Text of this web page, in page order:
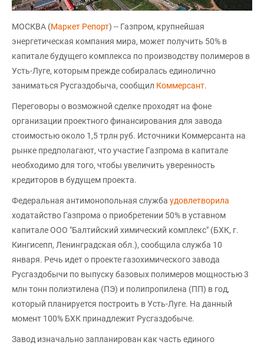
МОСКВА (Маркет Репорт) -- Газпром, крупнейшая
энергетическая компания мира, может получить 50% в
капитале будущего комплекса по производству полимеров в
Усть-Луге, которым прежде собиралась единолично
заниматься Русгаздобыча, сообщил Коммерсант.
Переговоры о возможной сделке проходят на фоне
организации проектного финансирования для завода
стоимостью около 1,5 трлн руб. Источники Коммерсанта на
рынке предполагают, что участие Газпрома в капитале
необходимо для того, чтобы увеличить уверенность
кредиторов в будущем проекта.
Федеральная антимонопольная служба удовлетворила
ходатайство Газпрома о приобретении 50% в уставном
капитале ООО "Балтийский химический комплекс" (БХК, г.
Кингисепп, Ленинградская обл.), сообщила служба 10
января. Речь идет о проекте газохимического завода
Русгаздобычи по выпуску базовых полимеров мощностью 3
млн тонн полиэтилена (ПЭ) и полипропилена (ПП) в год,
который планируется построить в Усть-Луге. На данный
момент 100% БХК принадлежит Русгаздобыче.
Завод изначально запланирован как часть единого